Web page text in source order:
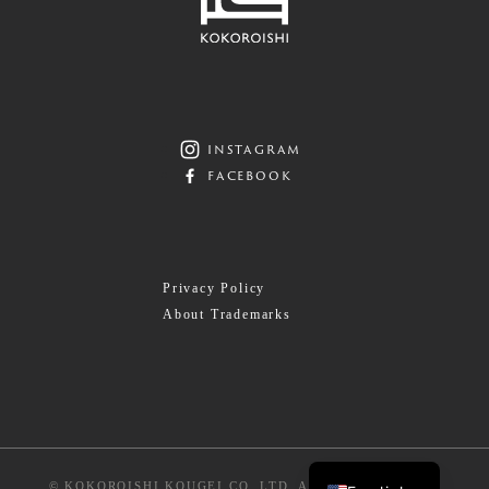
instagram
facebook
Privacy Policy
About Trademarks
© KOKOROISHI KOUGEI CO.,LTD. All Rights Reserved.